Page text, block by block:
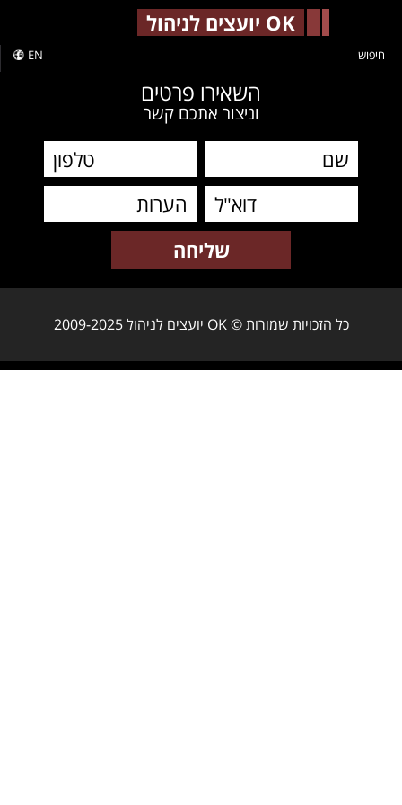
OK יועצים לניהול
EN חיפוש
השאירו פרטים
וניצור אתכם קשר
כל הזכויות שמורות © OK יועצים לניהול 2009-2025